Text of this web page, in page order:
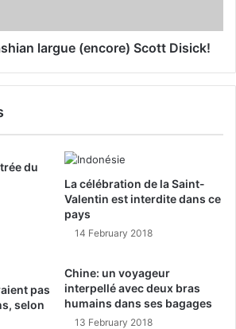
largue (encore) Scott Disick!
du
La célébration de la Saint-
Valentin est interdite dans ce
pays
14 February 2018
pas
selon
Chine: un voyageur
interpellé avec deux bras
humains dans ses bagages
13 February 2018